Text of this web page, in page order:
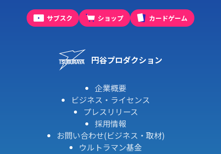
サブスク ショップ カードゲーム
円谷プロダクション
企業概要
ビジネス・ライセンス
プレスリリース
採用情報
お問い合わせ(ビジネス・取材)
ウルトラマン基金